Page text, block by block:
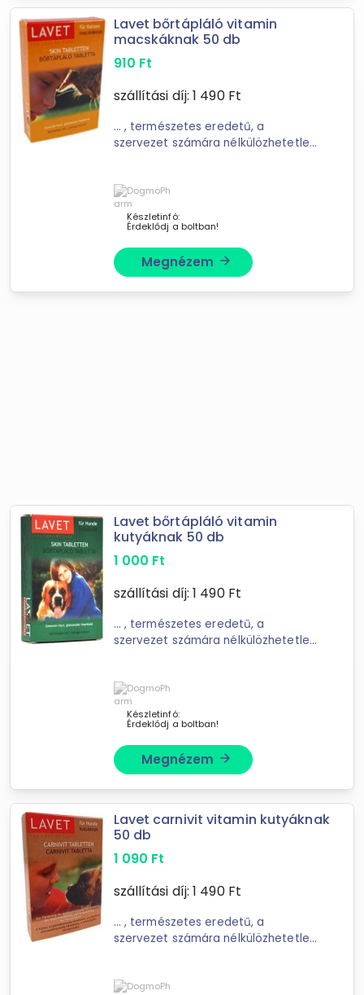
Forgalmazók
Lavet bőrtápláló vitamin
macskáknak 50 db
910 Ft
szállítási díj: 1 490Ft
... , természetes eredetű, a
szervezet számára nélkülözhetetlen
bőrtápláló tabletta állatorvosok ált
Készletinfó:
Érdeklődj a boltban!
Megnézem arrow_forward
Lavet bőrtápláló vitamin
kutyáknak 50 db
1 000 Ft
szállítási díj: 1 490Ft
... , természetes eredetű, a
szervezet számára nélkülözhetetlen
bőrtápláló tabletta állatorvosok ált
Készletinfó:
Érdeklődj a boltban!
Megnézem arrow_forward
Lavet carnivit vitamin kutyáknak
50 db
1 090 Ft
szállítási díj: 1 490Ft
... , természetes eredetű, a
szervezet számára nélkülözhetetlen
által kifejlesztett, term?